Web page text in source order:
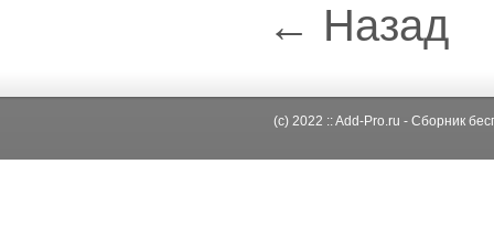
← Назад
(c) 2022 :: Add-Pro.ru - Сборник